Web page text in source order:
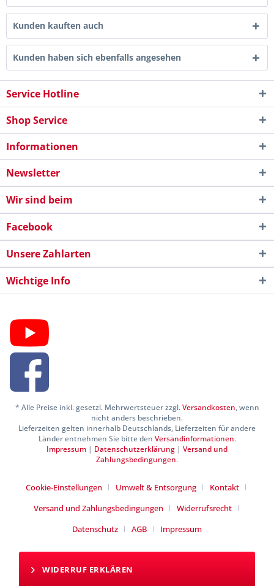
Kunden kauften auch
Kunden haben sich ebenfalls angesehen
Service Hotline
Shop Service
Informationen
Newsletter
Wir sind beim
Facebook
Unsere Zahlarten
Wichtige Info
* Alle Preise inkl. gesetzl. Mehrwertsteuer zzgl.Versandkosten, wenn
nicht anders beschrieben.
Lieferzeiten gelten innerhalb Deutschlands, Lieferzeiten für andere
Länder entnehmen Sie bitte den Versandinformationen.
Impressum | Datenschutzerklärung | Versand und
Zahlungsbedingungen.
Cookie-Einstellungen Umwelt & Entsorgung
Kontakt
Versand und Zahlungsbedingungen
Widerrufsrecht
Datenschutz
AGB Impressum
WIDERRUF ERKLÄREN